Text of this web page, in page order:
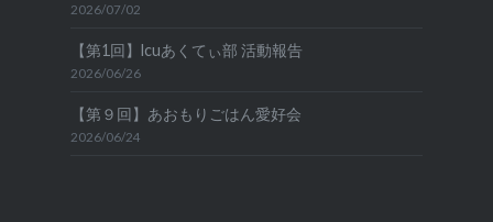
2026/07/02
【第1回】lcuあくてぃ部 活動報告
2026/06/26
【第９回】あおもりごはん愛好会
2026/06/24